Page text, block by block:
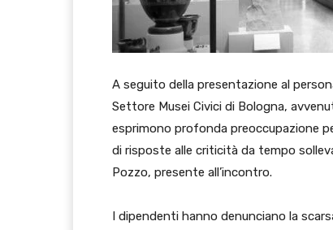
A seguito della presentazione al
Settore Musei Civici di Bologna,
esprimono profonda preoccupazione
di risposte alle criticità da tempo
Pozzo, presente all’incontro.
I dipendenti hanno denunciano la